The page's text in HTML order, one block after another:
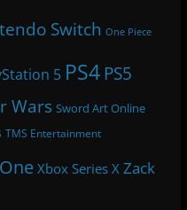
Switch One Piece
5 PS4 PS5
Wars Sword Art Online
TMS Entertainment
Xbox Series X Zack